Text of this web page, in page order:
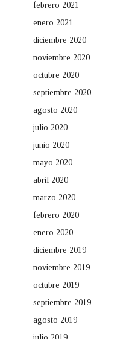
febrero 2021
enero 2021
diciembre 2020
noviembre 2020
octubre 2020
septiembre 2020
agosto 2020
julio 2020
junio 2020
mayo 2020
abril 2020
marzo 2020
febrero 2020
enero 2020
diciembre 2019
noviembre 2019
octubre 2019
septiembre 2019
agosto 2019